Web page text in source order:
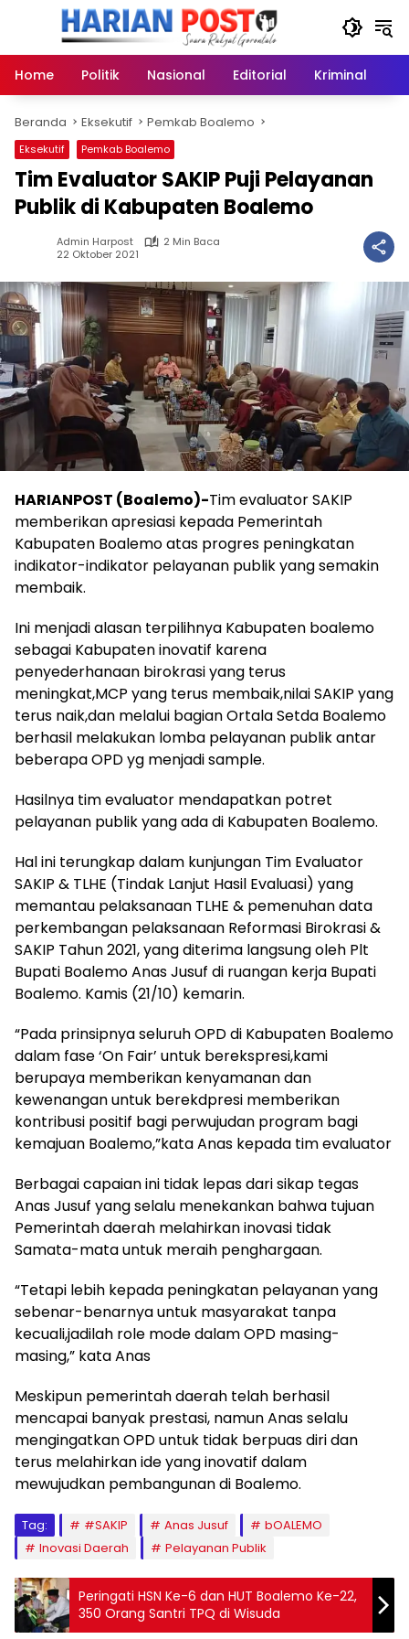
Home
Politik Nasional Editorial Kriminal
Beranda Eksekutif Pemkab Boalemo
Eksekutif Pemkab Boalemo
Tim Evaluator SAKIP Puji Pelayanan
Publik di Kabupaten Boalemo
Admin Harpost
2 Min Baca
22 Oktober 2021
HARIANPOST (Boalemo)-Tim evaluator SAKIP
memberikan apresiasi kepada Pemerintah
Kabupaten Boalemo atas progres peningkatan
indikator-indikator pelayanan publik yang semakin
membaik.
Ini menjadi alasan terpilihnya Kabupaten boalemo
sebagai Kabupaten inovatif karena
penyederhanaan birokrasi yang terus
meningkat,MCP yang terus membaik,nilai SAKIP yang
terus naik,dan melalui bagian Ortala Setda Boalemo
berhasil melakukan lomba pelayanan publik antar
beberapa OPD yg menjadi sample.
Hasilnya tim evaluator mendapatkan potret
pelayanan publik yang ada di Kabupaten Boalemo.
Hal ini terungkap dalam kunjungan Tim Evaluator
SAKIP & TLHE (Tindak Lanjut Hasil Evaluasi) yang
memantau pelaksanaan TLHE & pemenuhan data
perkembangan pelaksanaan Reformasi Birokrasi &
SAKIP Tahun 2021, yang diterima langsung oleh Plt
Bupati Boalemo Anas Jusuf di ruangan kerja Bupati
Boalemo. Kamis (21/10) kemarin.
“Pada prinsipnya seluruh OPD di Kabupaten Boalemo
dalam fase ‘On Fair’ untuk berekspresi,kami
berupaya memberikan kenyamanan dan
kewenangan untuk berekdpresi memberikan
kontribusi positif bagi perwujudan program bagi
kemajuan Boalemo,”kata Anas kepada tim evaluator
Berbagai capaian ini tidak lepas dari sikap tegas
Anas Jusuf yang selalu menekankan bahwa tujuan
Pemerintah daerah melahirkan inovasi tidak
Samata-mata untuk meraih penghargaan.
“Tetapi lebih kepada peningkatan pelayanan yang
sebenar-benarnya untuk masyarakat tanpa
kecuali,jadilah role mode dalam OPD masing-
masing,” kata Anas
Meskipun pemerintah daerah telah berhasil
mencapai banyak prestasi, namun Anas selalu
mengingatkan OPD untuk tidak berpuas diri dan
terus melahirkan ide yang inovatif dalam
mewujudkan pembangunan di Boalemo.
Tag: #SAKIP Anas Jusuf
bOALEMO
Inovasi Daerah
Pelayanan Publik
Peringati HSN Ke-6 dan HUT Boalemo Ke-22,
350 Orang Santri TPQ di Wisuda